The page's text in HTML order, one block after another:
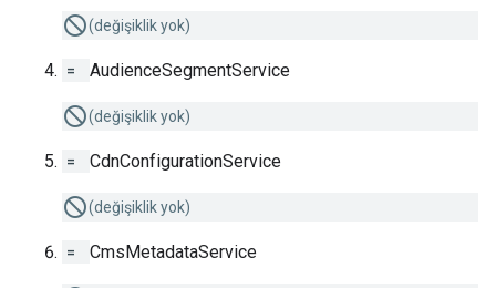
(değişiklik yok)
= AudienceSegmentService
(değişiklik yok)
= CdnConfigurationService
(değişiklik yok)
= CmsMetadataService